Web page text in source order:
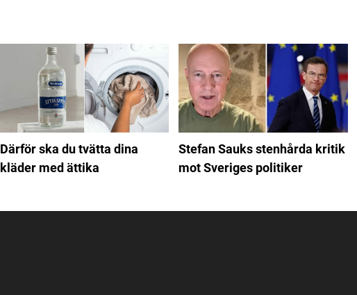
Därför ska du tvätta dina
kläder med ättika
Stefan Sauks stenhårda kritik
mot Sveriges politiker